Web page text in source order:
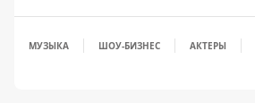
МУЗЫКА ШОУ-БИЗНЕС АКТЕРЫ